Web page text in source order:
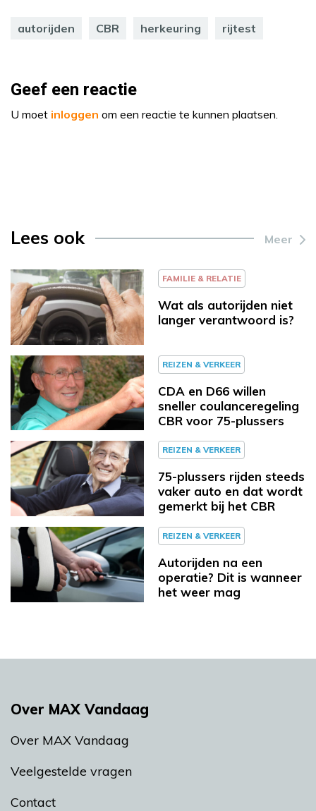
autorijden CBR herkeuring rijtest
Geef een reactie
U moet inloggen om een reactie te kunnen plaatsen.
Lees ook Meer
FAMILIE & RELATIE
Wat als autorijden niet
langer verantwoord is?
REIZEN & VERKEER
CDA en D66 willen
sneller coulanceregeling
CBR voor 75-plussers
REIZEN & VERKEER
75-plussers rijden steeds
vaker auto en dat wordt
gemerkt bij het CBR
REIZEN & VERKEER
Autorijden na een
operatie? Dit is wanneer
het weer mag
Over MAX Vandaag
Over MAX Vandaag
Veelgestelde vragen
Contact